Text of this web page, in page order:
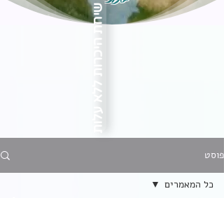
לתיאום שיחת היכרות ללא עלות
פוסט
כל המאמרים